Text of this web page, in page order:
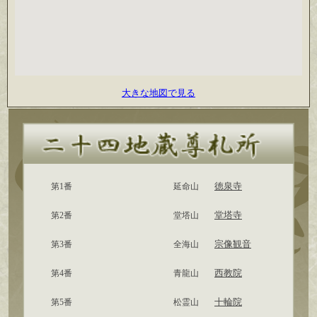
大きな地図で見る
第1番 延命山 徳泉寺
第2番 堂塔山 堂塔寺
第3番 全海山 宗像観音
第4番 青龍山 西教院
第5番 松霊山 十輪院